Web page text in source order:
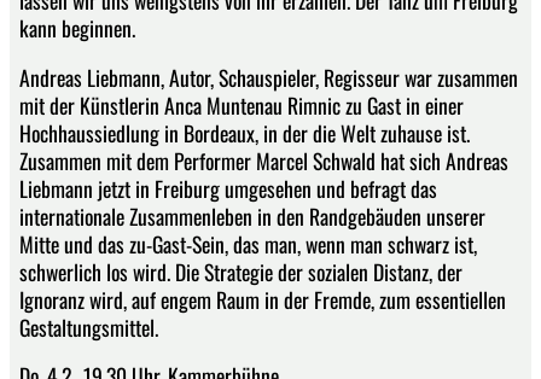
kann beginnen.
Andreas Liebmann, Autor, Schauspieler, Regisseur war zusammen
mit der Künstlerin Anca Muntenau Rimnic zu Gast in einer
Hochhaussiedlung in Bordeaux, in der die Welt zuhause ist.
Zusammen mit dem Performer Marcel Schwald hat sich Andreas
Liebmann jetzt in Freiburg umgesehen und befragt das
internationale Zusammenleben in den Randgebäuden unserer
Mitte und das zu-Gast-Sein, das man, wenn man schwarz ist,
schwerlich los wird. Die Strategie der sozialen Distanz, der
Ignoranz wird, auf engem Raum in der Fremde, zum essentiellen
Gestaltungsmittel.